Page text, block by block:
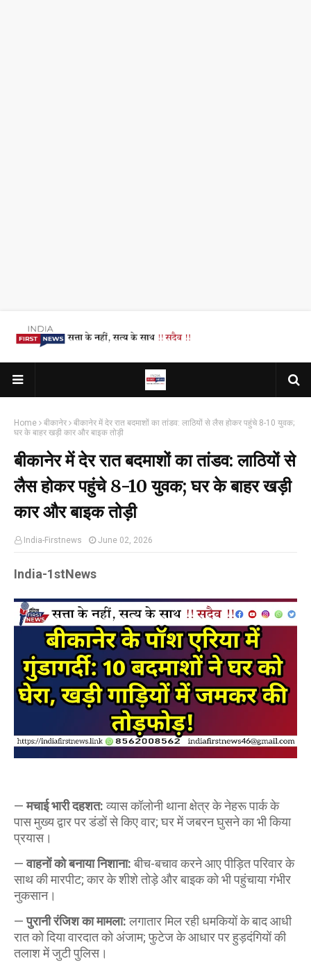
Home बीकानेर
बीकानेर में देर रात बदमाशों का तांडव: लाठियों से लैस होकर पहुंचे 8-10 युवक;
घर के बाहर खड़ी कार और बाइक तोड़ी
बीकानेर में देर रात बदमाशों का तांडव: लाठियों से
लैस होकर पहुंचे 8-10 युवक; घर के बाहर खड़ी
कार और बाइक तोड़ी
India-Firstnews June 02, 2026
India-1stNews
​—मचाई भारी दहशत:व्यास कॉलोनी थाना क्षेत्र के नेहरू पार्क के
पास मुख्य द्वार पर डंडों से किए वार; घर में जबरन घुसने का भी किया
प्रयास।
—वाहनों को बनाया निशाना:बीच-बचाव करने आए पीड़ित परिवार के
साथ की मारपीट; कार के शीशे तोड़े और बाइक को भी पहुंचाया गंभीर
नुकसान।
—पुरानी रंजिश का मामला:लगातार मिल रही धमकियों के बाद आधी
रात को दिया वारदात को अंजाम; फुटेज के आधार पर हुड़दंगियों की
तलाश में जुटी पुलिस।